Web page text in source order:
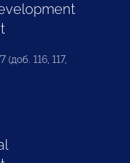
(доб. 116, 117,